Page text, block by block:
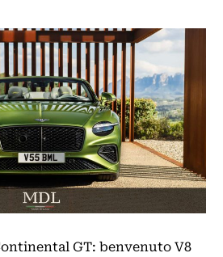
GT: benvenuto V8